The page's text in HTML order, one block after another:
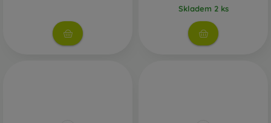
Skladem 2 ks